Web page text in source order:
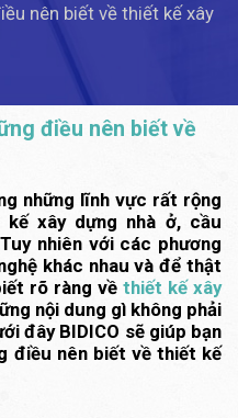
nên biết về thiết kế xây
điều nên biết về
những lĩnh vực rất rộng
xây dựng nhà ở, cầu
nhiên với các phương
khác nhau và để thật
rõ ràng về thiết kế xây
nội dung gì không phải
đây BIDICO sẽ giúp bạn
điều nên biết về thiết kế